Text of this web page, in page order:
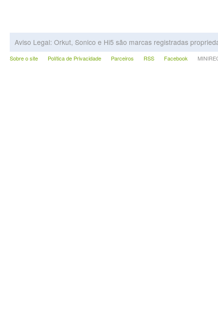
Aviso Legal: Orkut, Sonico e Hi5 são marcas registradas
Sobre o site Política de Privacidade Parceiros RSS Facebook